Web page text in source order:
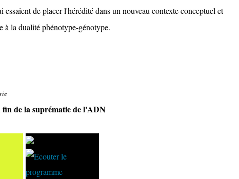
essaient de placer l'hérédité dans un nouveau contexte conceptuel et
à la dualité phénotype-génotype.
fin de la suprématie de l'ADN